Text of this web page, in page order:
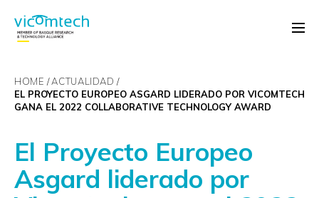
HOME
ACTUALIDAD
EL PROYECTO EUROPEO ASGARD LIDERADO POR VICOMTECH
GANA EL 2022 COLLABORATIVE TECHNOLOGY AWARD
El Proyecto Europeo
Asgard liderado por